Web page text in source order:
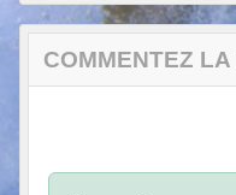
COMMENTEZ LA